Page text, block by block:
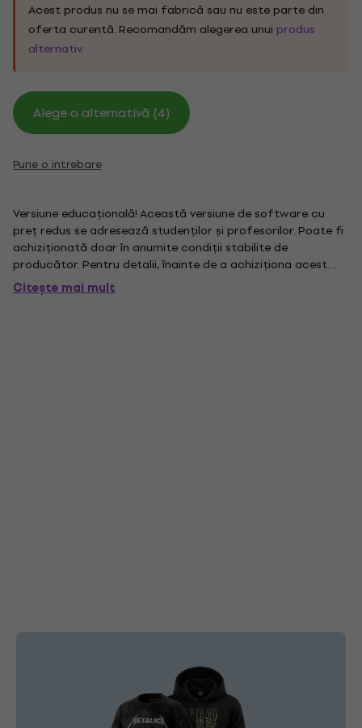
Acest produs nu se mai fabrică sau nu este parte din
oferta curentă. Recomandăm alegerea unui produs
alternativ.
Alege o alternativă (4)
Pune o intrebare
Versiune educațională! Această versiune de software cu
preț redus se adresează studenților și profesorilor. Poate fi
achiziționată doar în anumite condiții stabilite de
producător. Pentru detalii, înainte de a achiziționa acest
produs, vă rugăm să contactați Serviciul Clienți.. . Această
versiune a software-ului pentru studenți, elevi și...
Citește mai mult